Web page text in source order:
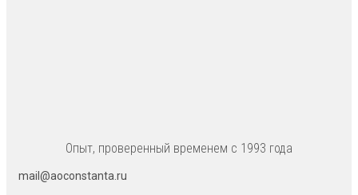
Опыт, проверенный временем с 1993 года
mail@aoconstanta.ru